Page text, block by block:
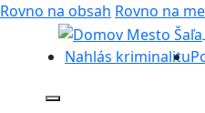
Rovno na obsah Rovno na
Nahlás kriminalitu